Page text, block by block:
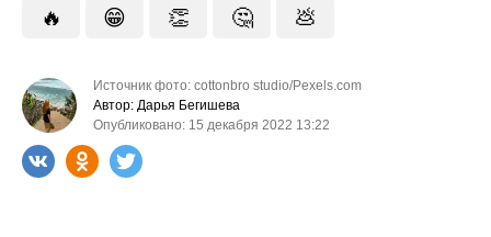
🔥 😁 👏 🤔 💩
Источник фото: cottonbro studio/Pexels.com
Автор: Дарья Бегишева
Опубликовано: 15 декабря 2022 13:22